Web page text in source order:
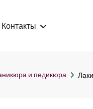
Контакты
и педикюра